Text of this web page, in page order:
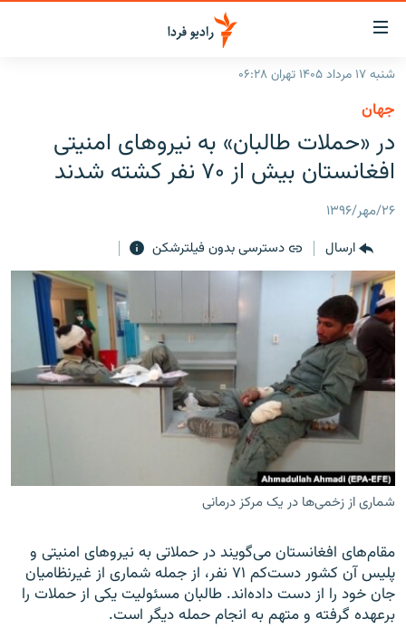
لینک‌های
قابلیت
دسترسی
بازگشت
منوی
اصلی
رفتن
صفحه
جستجو
جهان
برنامه‌های رادیویی
فرکانس‌ها
پادکست
چندرسانه‌ای
گزارش‌های تصویری
گزارش‌های ویدئویی
زنان فردا
English
به ما بپیوندید
زبان‌های دیگر
شنبه ۱۷ مرداد ۱۴۰۵ تهران ۰۶:۲۸
جهان
در «حملات طالبان» به نیروهای امنیتی
افغانستان بیش از ۷۰ نفر کشته شدند
۲۶/مهر/۱۳۹۶
ارسال
دسترسی بدون فیلترشکن
شماری از زخمی‌ها در یک مرکز درمانی
مقام‌های افغانستان می‌گویند در حملاتی به نیروهای امنیتی و
پلیس آن کشور دست‌کم ۷۱ نفر، از جمله شماری از غیرنظامیان
جان خود را از دست داده‌اند. طالبان مسئولیت یکی از حملات را
برعهده گرفته و متهم به انجام حمله دیگر است.